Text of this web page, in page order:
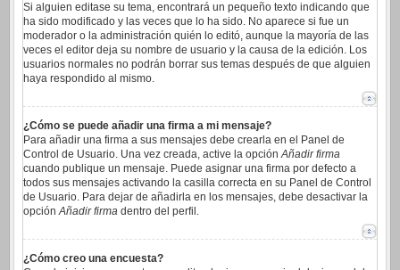
Si alguien editase su tema, encontrará un pequeño texto indicando que
ha sido modificado y las veces que lo ha sido. No aparece si fue un
moderador o la administración quién lo editó, aunque la mayoría de las
veces el editor deja su nombre de usuario y la causa de la edición. Los
usuarios normales no podrán borrar sus temas después de que alguien
haya respondido al mismo.
¿Cómo se puede añadir una firma a mi mensaje?
Para añadir una firma a sus mensajes debe crearla en el Panel de
Control de Usuario. Una vez creada, active la opciónAñadir firma
cuando publique un mensaje. Puede asignar una firma por defecto a
todos sus mensajes activando la casilla correcta en su Panel de Control
de Usuario. Para dejar de añadirla en los mensajes, debe desactivar la
opciónAñadir firma dentro del perfil.
¿Cómo creo una encuesta?